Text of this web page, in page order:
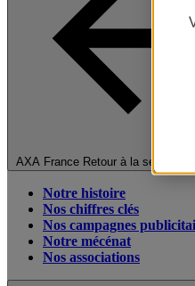
AXA France Retour à la section
Notre histoire
Nos chiffres clés
Nos campagnes
Notre mécénat
Nos associations